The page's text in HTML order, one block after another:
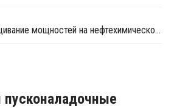
Иран планирует наращивание мощностей на нефтехимическом комплексе в Асалуе